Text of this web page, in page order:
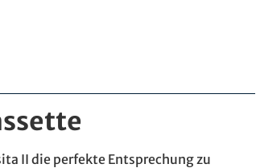
II die perfekte Entsprechung zu